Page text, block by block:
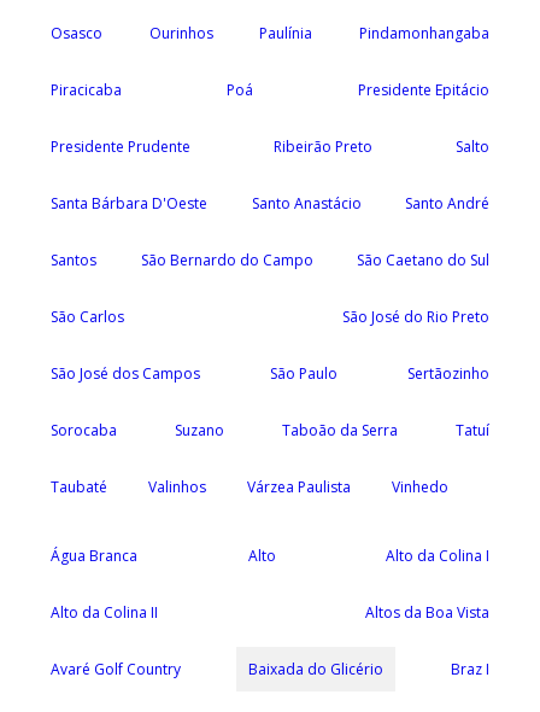
Osasco Ourinhos Paulínia Pindamonhangaba
Piracicaba Poá Presidente Epitácio
Presidente Prudente Ribeirão Preto Salto
Santa Bárbara D'Oeste Santo Anastácio Santo André
Santos São Bernardo do Campo São Caetano do Sul
São Carlos São José do Rio Preto
São José dos Campos São Paulo Sertãozinho
Sorocaba Suzano Taboão da Serra Tatuí
Taubaté Valinhos Várzea Paulista Vinhedo
Água Branca Alto Alto da Colina I
Alto da Colina II Altos da Boa Vista
Avaré Golf Country Baixada do Glicério Braz I